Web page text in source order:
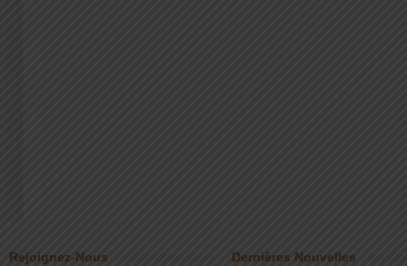
Rejoignez-Nous Dernières Nouvelles